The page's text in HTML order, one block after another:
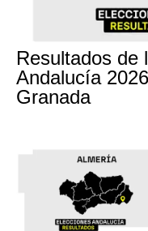
Resultados de
Andalucía
Granada